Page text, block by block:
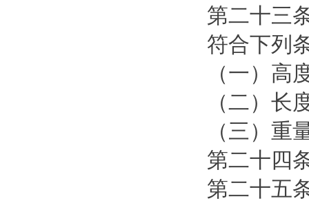
第二十三
符合下列
（一）高
（二）长
（三）重
第二十四
第二十五